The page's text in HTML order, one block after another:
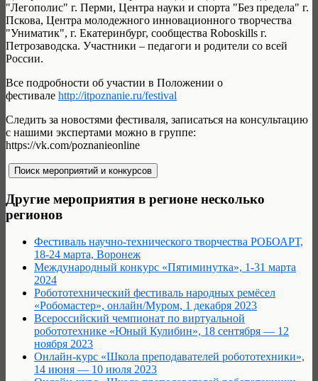
"Легополис" г. Перми, Центра науки и спорта "Без предела" г.
Пскова, Центра молодежного инновационного творчества
"Униматик", г. Екатеринбург, сообщества Roboskills г.
Петрозаводска. Участники – педагоги и родители со всей
России.
Все подробности об участии в Положении о
фестивале http://itpoznanie.ru/festival
Следить за новостями фестиваля, записаться на консультацию
с нашими экспертами можно в группе:
https://vk.com/poznanieonline
Другие мероприятия в регионе несколько
регионов
Фестиваль научно-технического творчества РОБОАРТ,
18-24 марта, Воронеж
Международный конкурс «Пятиминутка», 1-31 марта
2024
Робототехнический фестиваль народных ремёсел
«Робомастер», онлайн/Муром, 1 декабря 2023
Всероссийский чемпионат по виртуальной
робототехнике «Юный Кулибин», 18 сентября — 12
ноября 2023
Онлайн-курс «Школа преподавателей робототехники»,
14 июня — 10 июля 2023